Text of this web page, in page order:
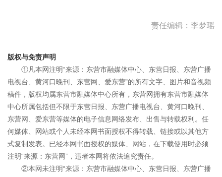
责任编辑：李梦瑶
版权与免责声明
①凡本网注明“来源：东营市融媒体中心、东营日报、东营广播
电视台、黄河口晚刊、东营网、爱东营”的所有文字、图片和音视频
稿件，版权均属东营市融媒体中心所有，东营网拥有东营市融媒体
中心所属包括但不限于东营日报、东营广播电视台、黄河口晚刊、
东营网、爱东营等媒体的电子信息网络发布、出售与转载权利。任
何媒体、网站或个人未经本网书面授权不得转载、链接或以其他方
式复制发表。已经本网书面授权的媒体、网站，在下载使用时必须
注明“来源：东营网”，违者本网将依法追究责任。
②本网未注明“来源：东营市融媒体中心、东营日报、东营广播